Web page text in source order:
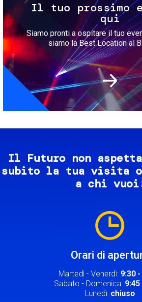
Il tuo prossimo
qui
Siamo pronti a ospitare il tuo
siamo la Best Location al
Il Futuro non
subito la tua visita o
a chi
Orari di
Martedì - Venerdì: 9:30
Sabato - Domenica:
Lunedì: chiuso